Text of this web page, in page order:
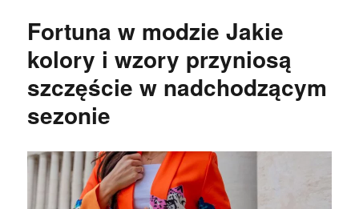
Fortuna w modzie Jakie
kolory i wzory przyniosą
szczęście w nadchodzącym
sezonie